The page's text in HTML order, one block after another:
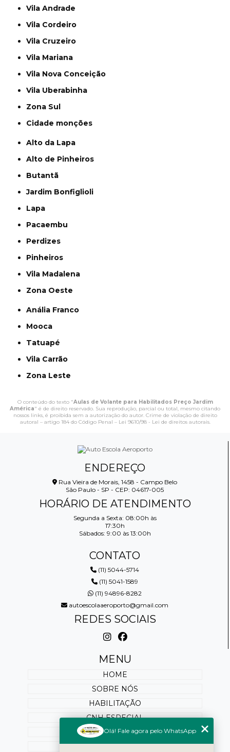
Vila Andrade
Vila Cordeiro
Vila Cruzeiro
Vila Mariana
Vila Nova Conceição
Vila Uberabinha
Zona Sul
cidade monções
Alto da Lapa
Alto de Pinheiros
Butantã
Jardim Bonfiglioli
Lapa
Pacaembu
Perdizes
Pinheiros
Vila Madalena
Zona Oeste
Anália Franco
Mooca
Tatuapé
Vila Carrão
Zona Leste
O conteúdo do texto "Aulas de Volante para Habilitados Preço Jardim
América" é de direito reservado. Sua reprodução, parcial ou total, mesmo citando
nossos links, é proibida sem a autorização do autor. Crime de violação de direito
autoral – artigo 184 do Código Penal – Lei 9610/98 - Lei de direitos autorais.
ENDEREÇO
Rua Vieira de Morais, 1458 - Campo Belo
São Paulo - SP - CEP: 04617-005
HORÁRIO DE ATENDIMENTO
Segunda a Sexta: 08:00h às
17:30h
Sábados: 9:00 às 13:00h
CONTATO
(11) 5044-5714
(11) 5041-1589
(11) 94896-8282
autoescolaaeroporto@gmail.com
REDES SOCIAIS
MENU
HOME
SOBRE NÓS
HABILITAÇÃO
CNH ESPECIAL
REABILITAÇÃO
PONTUAÇÃO
Olá! Fale agora pelo WhatsApp